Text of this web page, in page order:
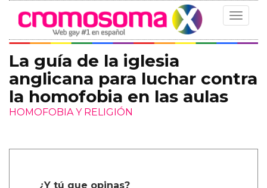
Toggle
La guía de la iglesia
anglicana para luchar contra
la homofobia en las aulas
HOMOFOBIA Y RELIGIÓN
¿Y tú que opinas?